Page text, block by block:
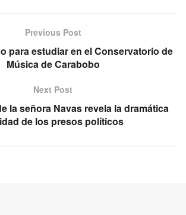
Previous Post
para estudiar en el Conservatorio de
Música de Carabobo
Next Post
la señora Navas revela la dramática
de los presos políticos